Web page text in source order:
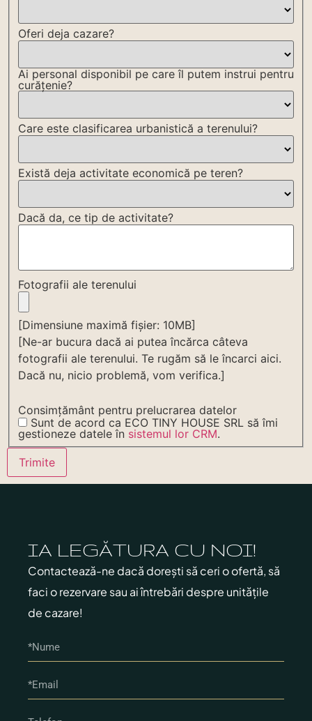
Oferi deja cazare?
Ai personal disponibil pe care îl putem instrui pentru
curățenie?
Care este clasificarea urbanistică a terenului?
Există deja activitate economică pe teren?
Dacă da, ce tip de activitate?
Fotografii ale terenului
[Dimensiune maximă fișier: 10MB]
[Ne-ar bucura dacă ai putea încărca câteva
fotografii ale terenului. Te rugăm să le încarci aici.
Dacă nu, nicio problemă, vom verifica.]
Consimțământ pentru prelucrarea datelor
Sunt de acord ca ECO TINY HOUSE SRL să îmi
gestioneze datele în sistemul lor CRM.
IA LEGĂTURA CU NOI!
Contactează-ne dacă dorești să ceri o ofertă, să
faci o rezervare sau ai întrebări despre unitățile
de cazare!